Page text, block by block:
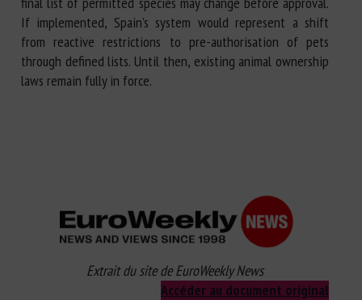
If implemented, Spain’s system would represent a shift
from reactive restrictions to pre-authorisation of pets
through defined lists. Until then, existing animal ownership
laws remain fully in force.
Extrait du site de EuroWeekly News
Accéder au document original